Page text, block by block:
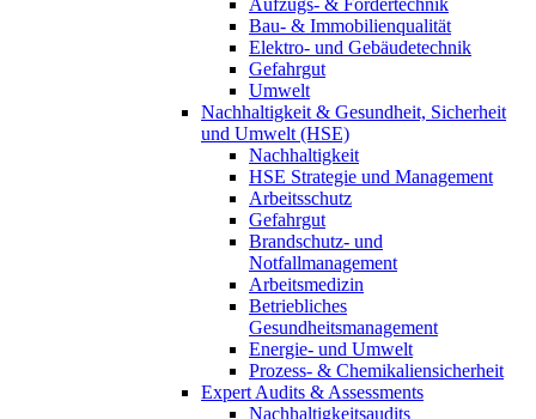
Bau- & Immobilienqualität
Elektro- und Gebäudetechnik
Gefahrgut
Umwelt
Nachhaltigkeit & Gesundheit, Sicherheit
und Umwelt (HSE)
Nachhaltigkeit
HSE Strategie und Management
Arbeitsschutz
Gefahrgut
Brandschutz- und
Notfallmanagement
Arbeitsmedizin
Betriebliches
Gesundheitsmanagement
Energie- und Umwelt
Prozess- & Chemikaliensicherheit
Expert Audits & Assessments
Nachhaltigkeitsaudits